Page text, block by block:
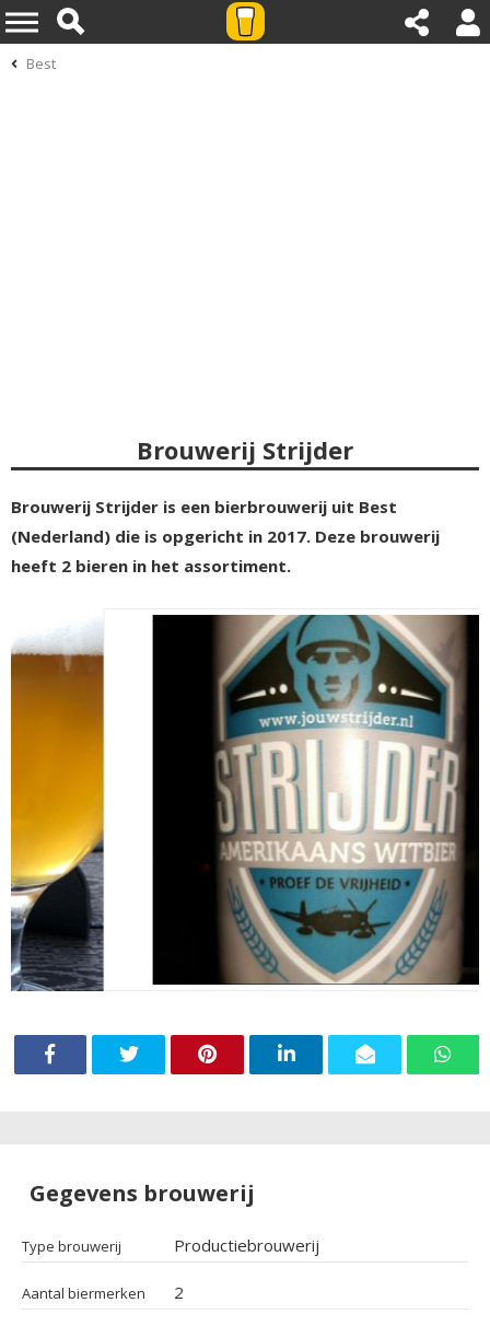
Best
Brouwerij Strijder
Brouwerij Strijder is een bierbrouwerij uit Best
(Nederland) die is opgericht in 2017. Deze brouwerij
heeft 2 bieren in het assortiment.
Gegevens brouwerij
Type brouwerij Productiebrouwerij
Aantal biermerken 2